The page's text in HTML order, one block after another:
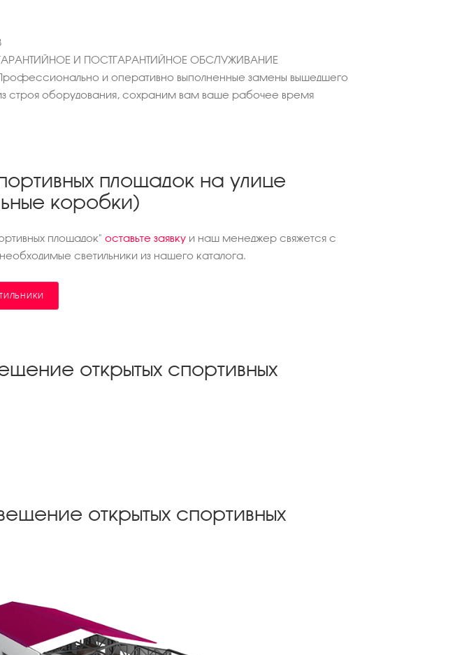
И ПОСТГАРАНТИЙНОЕ ОБСЛУЖИВАНИЕ
и оперативно выполненные замены вышедшего
строя оборудования, сохраним вам ваше рабочее время
площадок на улице
коробки)
площадок" оставьте заявку и наш менеджер свяжется с
светильники из нашего каталога.
открытых спортивных
открытых спортивных